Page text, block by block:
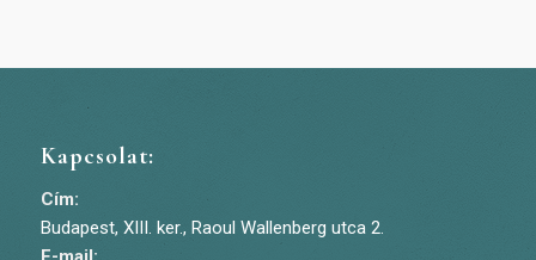
Kapcsolat:
Cím:
Budapest, XIII. ker., Raoul Wallenberg utca 2.